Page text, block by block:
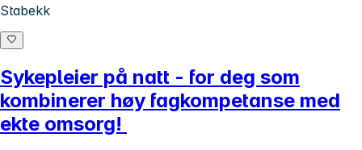
Stabekk
Sykepleier på natt - for deg som
kombinerer høy fagkompetanse med
ekte omsorg!